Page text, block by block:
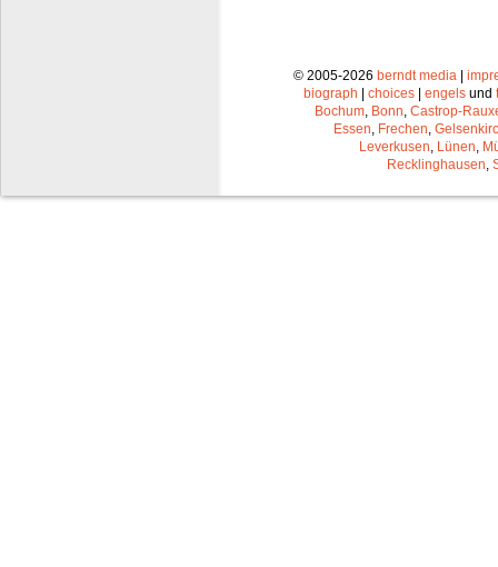
© 2005-2026 berndt media |
biograph | choices | engels und
Bochum Bonn Castrop-
Essen Frechen
Leverkusen Lünen
Recklinghausen